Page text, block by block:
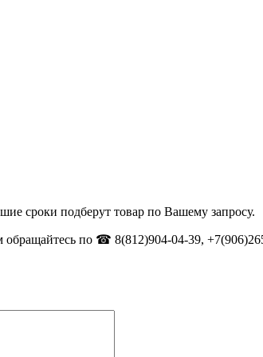
сроки подберут товар по Вашему запросу.
обращайтесь по ☎ 8(812)904-04-39,